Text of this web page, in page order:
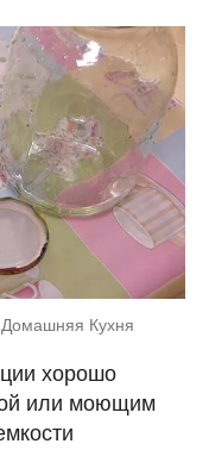
Домашняя Кухня
хорошо
или моющим